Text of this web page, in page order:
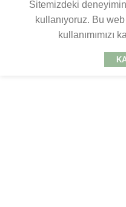
Sitemizdeki
kullanıyoruz. Bu
kullanımımızı